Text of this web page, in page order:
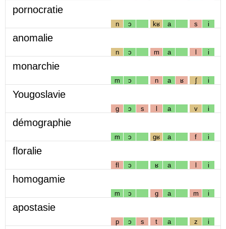
pornocratie
n ɔ kʁ a s i
anomalie
n ɔ m a l i
monarchie
m ɔ n a ʁ ʃ i
Yougoslavie
g ɔ s l a v i
démographie
m ɔ gʁ a f i
floralie
fl ɔ ʁ a l i
homogamie
m ɔ g a m i
apostasie
p ɔ s t a z i